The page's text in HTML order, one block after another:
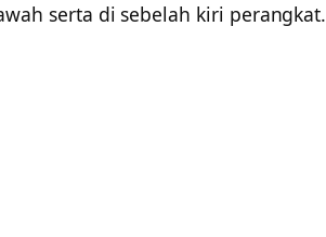
serta di sebelah kiri perangkat.